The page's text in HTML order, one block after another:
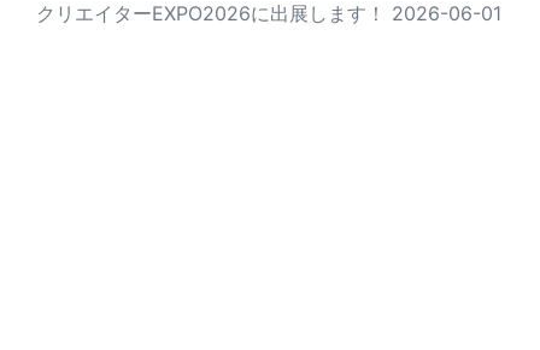
クリエイターEXPO2026に出展します！
2026-06-01